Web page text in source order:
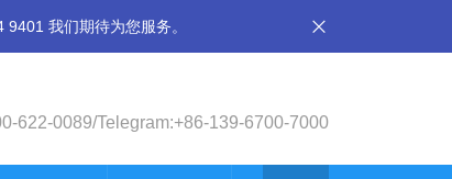
我们期待为您服务。
622-0089/Telegram:+86-139-6700-7000